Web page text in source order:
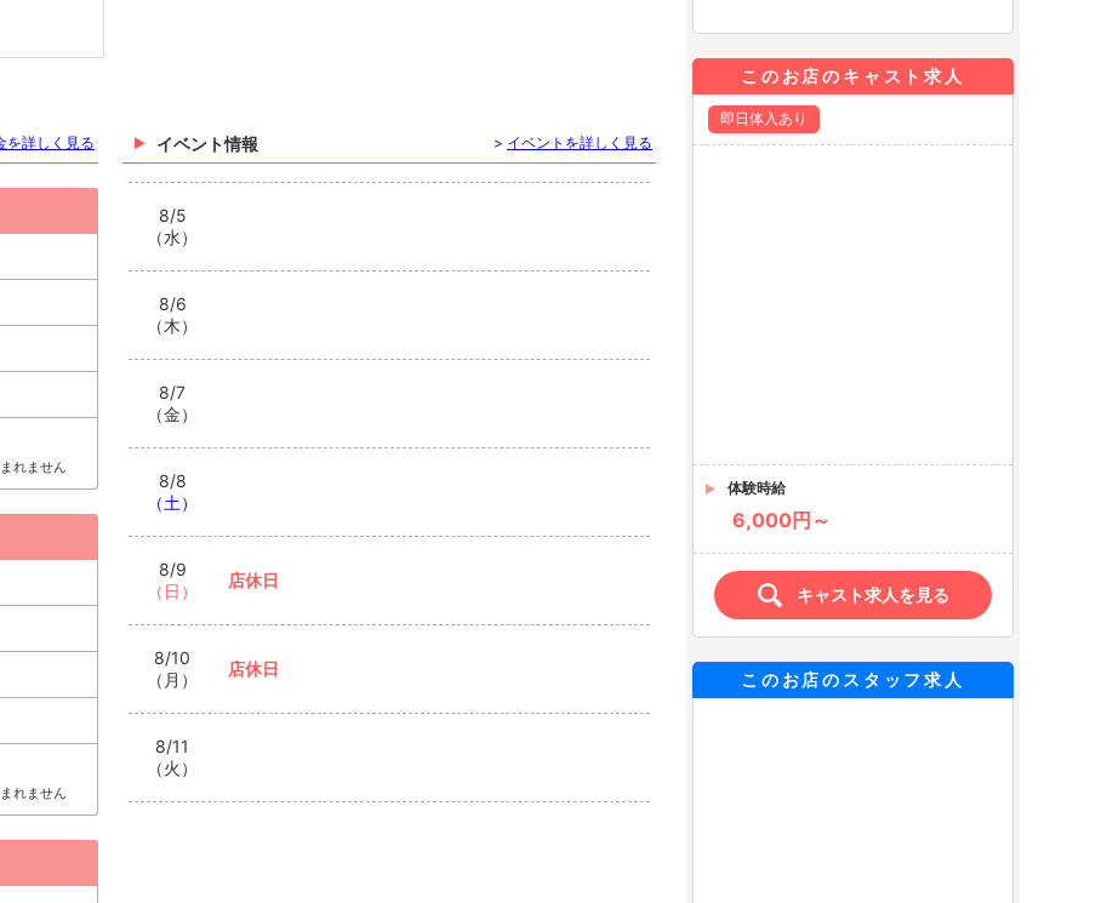
イベント情報 > イベントを詳しく見る
8/5
（水）
8/6
（木）
8/7
（金）
8/8
（土）
8/9
（日）
店休日
8/10
（月）
店休日
8/11
（火）
を詳しく見る
れません
れません
このお店のキャスト求人
即日体入あり
キャスト求人を見る
このお店のスタッフ求人